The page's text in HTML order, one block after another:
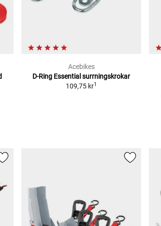
Acebikes
D-Ring Essential surrningskrokar
109,75 kr1